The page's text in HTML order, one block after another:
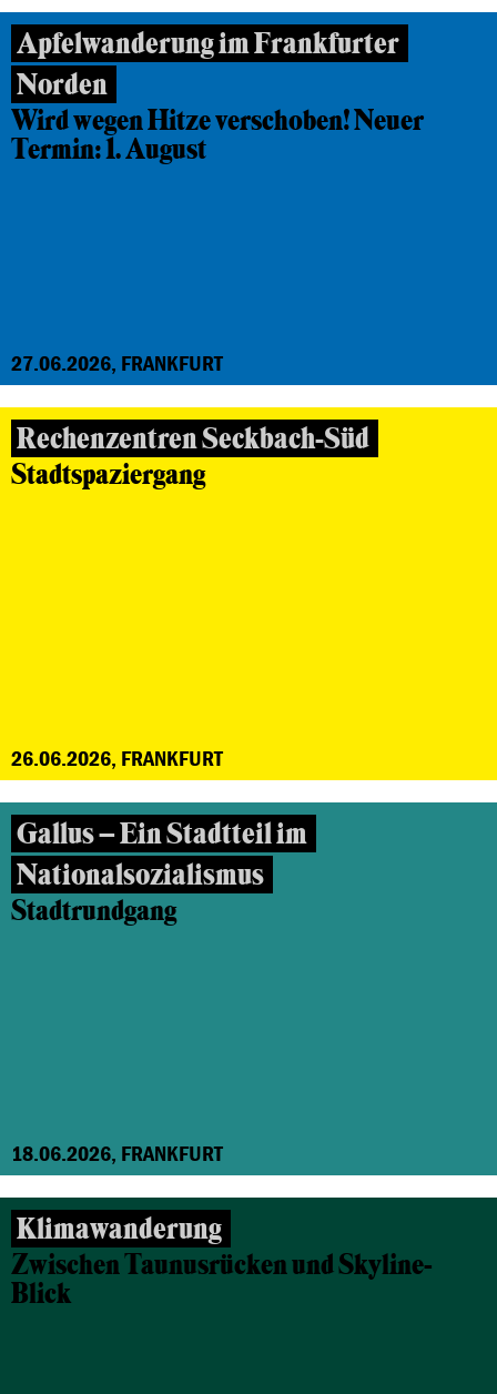
Apfelwanderung im Frankfurter
Norden
Wird wegen Hitze verschoben! Neuer
Termin: 1. August
27.06.2026, FRANKFURT
Rechenzentren Seckbach-Süd
Stadtspaziergang
26.06.2026, FRANKFURT
Gallus – Ein Stadtteil im
Nationalsozialismus
Stadtrundgang
18.06.2026, FRANKFURT
Klimawanderung
Zwischen Taunusrücken und Skyline-
Blick